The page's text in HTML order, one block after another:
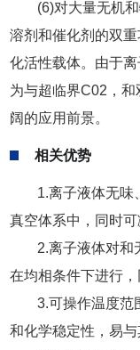
(6)对大量无机
溶剂和催化剂的双
化活性载体。由于
为与超临界C02，
阔的应用前景。
相关优势
1.离子液体无味
真空体系中，同时
2.离子液体对和
在均相条件下进行，
3.可操作温度范
和化学稳定性，易